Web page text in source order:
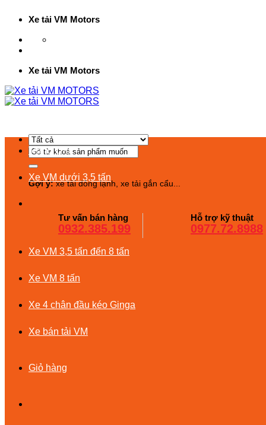
qua
dung
Xe tải VM Motors
Xe tải VM Motors
Tìm
kiếm:
Gợi ý:xe tải đông lạnh, xe tải gắn cẩu...
Tư vấn bán hàng
0932.385.199
Hỗ trợ kỹ thuật
0977.72.8988
Trang chủ
Xe VM dưới 3,5 tấn
Xe VM 3,5 tấn đến 8 tấn
Xe VM 8 tấn
Xe 4 chân đầu kéo Ginga
Xe bán tải VM
Giỏ hàng